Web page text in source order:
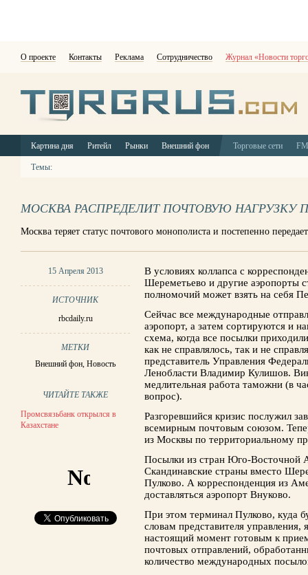
О проекте Контакты Реклама Сотрудничество Журнал «Новости
Картина дня Ритейл Рынки Внешний фон Торговые сети
Темы:
МОСКВА РАСПРЕДЕЛИТ ПОЧТОВУЮ НАГРУЗКУ
Москва теряет статус почтового монополиста и постепенно
15 Апреля 2013
ИСТОЧНИК
rbcdaily.ru
МЕТКИ
Внешний фон,Новость
ЧИТАЙТЕ ТАКЖЕ
Промсвязьбанк открылся в
Казахстане
В условиях коллапса с
Шереметьево и другие аэропорты
полномочий может взять на себя
Сейчас все международные
аэропорт, а затем сортируются и
схема, когда все посылки
как не справлялось, так и не
представитель Управления
Ленобласти Владимир Кулишов.
медлительная работа таможни (в
вопрос).
Разгоревшийся кризис послужил
всемирным почтовым союзом.
из Москвы по территориальному
Посылки из стран Юго-Восточной
Скандинавские страны вместо
Пулково. А корреспонденция из
доставляться аэропорт Внуково.
При этом терминал Пулково, куда
словам представителя
настоящий момент готовым к
почтовых отправлений,
количество международных